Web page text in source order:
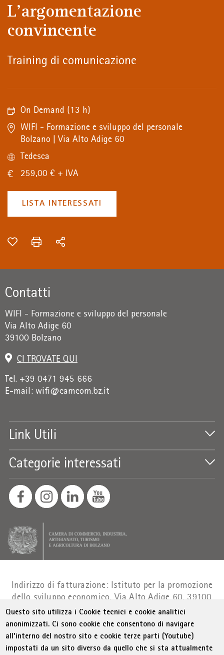
L'argomentazione
convincente
Training di comunicazione
On Demand (13 h)
WIFI - Formazione e sviluppo del personale
Bolzano | Via Alto Adige 60
Tedesca
259,00 € + IVA
LISTA INTERESSATI
Contatti
WIFI - Formazione e sviluppo del personale
Via Alto Adige 60
39100 Bolzano
CI TROVATE QUI
Tel. +39 0471 945 666
E-mail: wifi@camcom.bz.it
Link Utili
Categorie interessati
Indirizzo di fatturazione: Istituto per la promozione
dello sviluppo economico, Via Alto Adige 60, 39100
BolzanoPart. IVA 01716880214|administration-
as@bz.legalmail.camcom.it
Menu Footer
© WIFI Colophon Privacy Condizioni generali
Questo sito utilizza i Cookie tecnici e cookie analitici
anonimizzati. Ci sono cookie che consentono di navigare
all’interno del nostro sito e cookie terze parti (Youtube)
impostati da un sito diverso da quello che si sta attualmente